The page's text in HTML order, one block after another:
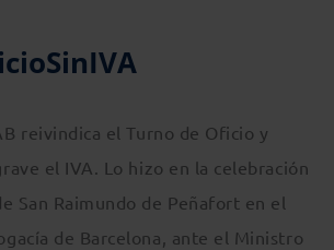
reivindica el Turno de Oficio y
el IVA. Lo hizo en la celebración
San Raimundo de Peñafort en el
de Barcelona, ante el Ministro